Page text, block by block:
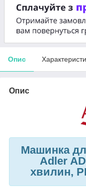
Опис
Опис
Машинка
Adler
хвилин,